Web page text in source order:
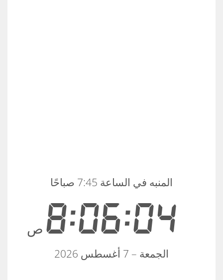
8:06:04 ص
المنبه في الساعة 7:45 صباحًا
الجمعة – 7 أغسطس 2026